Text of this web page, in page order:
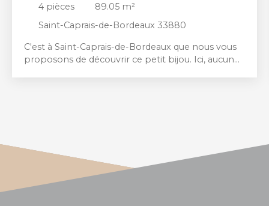
4 pièces 89.05 m²
Saint-Caprais-de-Bordeaux 33880
C'est à Saint-Caprais-de-Bordeaux que nous vous
proposons de découvrir ce petit bijou. Ici, aucun
cocon propice aux moments de convivialité en
famille ou entre amis. Le rez-de-chaussée dispose
également d'un accès direct au garage attenant. À
l'étage, l'espace nuit se compose de trois